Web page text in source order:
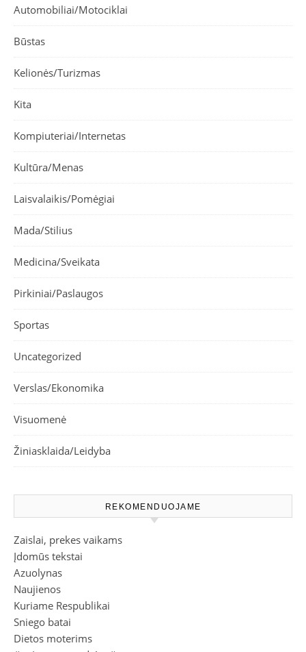
Automobiliai/Motociklai
Būstas
Kelionės/Turizmas
Kita
Kompiuteriai/Internetas
Kultūra/Menas
Laisvalaikis/Pomėgiai
Mada/Stilius
Medicina/Sveikata
Pirkiniai/Paslaugos
Sportas
Uncategorized
Verslas/Ekonomika
Visuomenė
Žiniasklaida/Leidyba
REKOMENDUOJAME
Zaislai, prekes vaikams
Įdomūs tekstai
Azuolynas
Naujienos
Kuriame Respublikai
Sniego batai
Dietos moterims